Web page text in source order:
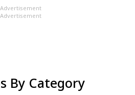
Advertisement
Advertisement
By Category